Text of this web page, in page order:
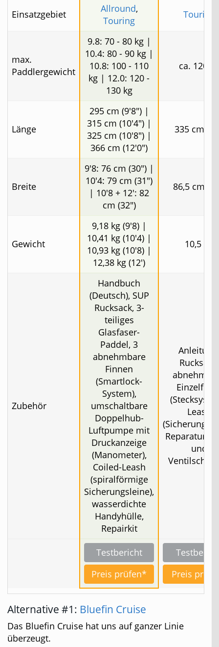
Einsatzgebiet Allround,
Touring
Touring
max.
Paddlergewicht
9.8: 70 - 80 kg |
10.4: 80 - 90 kg |
10.8: 100 - 110
kg | 12.0: 120 -
130 kg
ca. 120 kg
Länge
295 cm (9'8") |
315 cm (10'4") |
325 cm (10'8") |
366 cm (12'0")
335 cm
Breite
9'8: 76 cm (30") |
10'4: 79 cm (31")
| 10'8 + 12': 82
cm (32")
86,5 cm
Gewicht
9,18 kg (9'8) |
10,41 kg (10'4) |
10,93 kg (10'8) |
12,38 kg (12')
10,5 kg
Zubehör
Handbuch
(Deutsch), SUP
Rucksack, 3-
teiliges
Glasfaser-
Paddel, 3
abnehmbare
Finnen
(Smartlock-
System),
umschaltbare
Doppelhub-
Luftpumpe mit
Druckanzeige
(Manometer),
Coiled-Leash
(spiralförmige
Sicherungsleine),
wasserdichte
Handyhülle,
Repairkit
Anleitung,
Rucksack,
Leash
und
Testbericht
Preis prüfen*
Preis
Alternative #1: Bluefin Cruise
Das Bluefin Cruise hat uns auf ganzer Linie
überzeugt.